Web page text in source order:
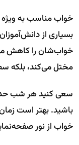
خواب مناسب به ویژه
بسیاری از
خواب‌شان را کاهش
مختل می‌کند، بلکه
باشید. بهتر است
خواب از نور